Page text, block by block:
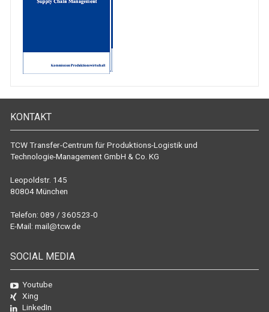
KONTAKT
TCW Transfer-Centrum für Produktions-Logistik und
Technologie-Management GmbH & Co. KG
Leopoldstr. 145
80804 München
Telefon: 089 / 360523-0
E-Mail: mail@tcw.de
SOCIAL MEDIA
Youtube
Xing
LinkedIn